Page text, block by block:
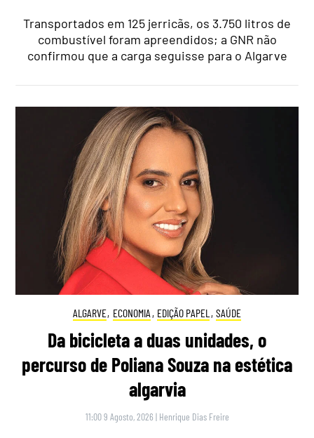
Transportados em 125 jerricãs, os 3.750 litros de
combustível foram apreendidos; a GNR não
confirmou que a carga seguisse para o Algarve
ALGARVE, ECONOMIA , EDIÇÃO PAPEL , SAÚDE
Da bicicleta a duas unidades, o
percurso de Poliana Souza na estética
algarvia
11:00 9 Agosto, 2026 | Henrique Dias Freire